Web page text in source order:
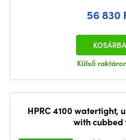
56 830
Külső
KOSÁRBA
HPRC 4100 watertight,
with cubbed